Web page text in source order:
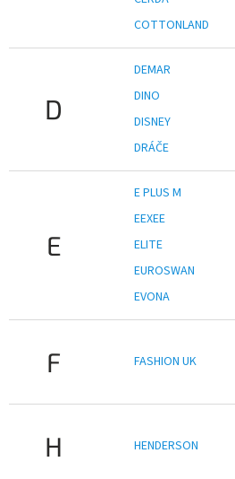
COTTONLAND
D
DEMAR
DINO
DISNEY
DRÁČE
E
E PLUS M
EEXEE
ELITE
EUROSWAN
EVONA
F FASHION UK
H HENDERSON